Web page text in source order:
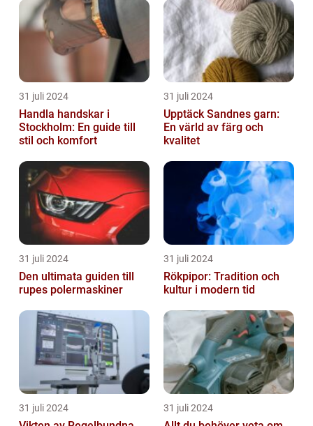
31 juli 2024
Handla handskar i
Stockholm: En guide till
stil och komfort
31 juli 2024
Upptäck Sandnes garn:
En värld av färg och
kvalitet
31 juli 2024
Den ultimata guiden till
rupes polermaskiner
31 juli 2024
Rökpipor: Tradition och
kultur i modern tid
31 juli 2024 31 juli 2024